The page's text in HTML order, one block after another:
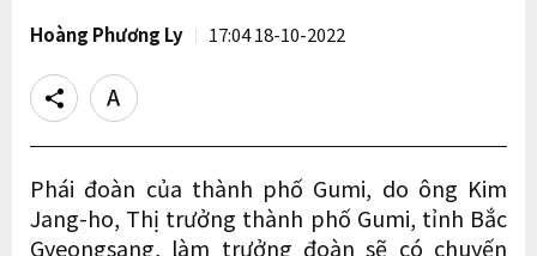
Hoàng Phương Ly 17:04 18-10-2022
Share
Text
size
Phái đoàn của thành phố Gumi, do ông Kim
Jang-ho, Thị trưởng thành phố Gumi, tỉnh Bắc
Gyeongsang, làm trưởng đoàn sẽ có chuyến